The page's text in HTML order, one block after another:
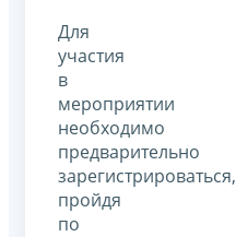
Для
участия
в
мероприятии
необходимо
предварительно
зарегистрироваться,
пройдя
по